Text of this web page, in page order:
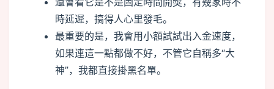
時延遲，搞得人心里發毛。
最重要的是，我會用小額試試出入金速度，
如果連這一點都做不好，不管它自稱多“大
神”，我都直接掛黑名單。